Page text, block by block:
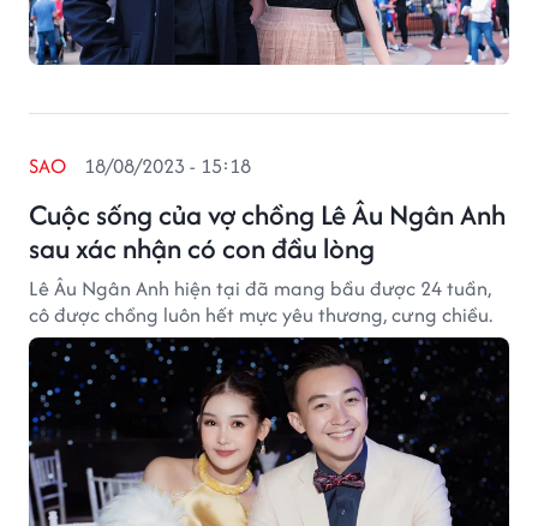
Cuộc sống của vợ chồng Lê Âu Ngân Anh
sau xác nhận có con đầu lòng
SAO 18/08/2023 - 15:18
Lê Âu Ngân Anh hiện tại đã mang bầu được 24 tuần,
cô được chồng luôn hết mực yêu thương, cưng chiều.